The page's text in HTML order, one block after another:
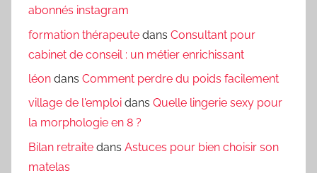
abonnés instagram
formation thérapeute dans Consultant pour
cabinet de conseil : un métier enrichissant
léon dans Comment perdre du poids facilement
village de l'emploi dans Quelle lingerie sexy pour
la morphologie en 8 ?
Bilan retraite dans Astuces pour bien choisir son
matelas